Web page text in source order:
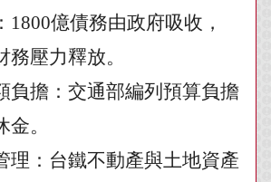
1800億債務由政府吸收，
壓力釋放。
負擔：交通部編列預算負擔
。
理：台鐵不動產與土地資產